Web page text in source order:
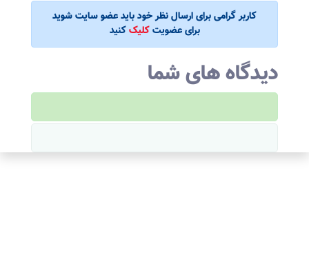
کاربر گرامی برای ارسال نظر خود باید عضو سایت شوید
برای عضویتکلیککنید
دیدگاه های شما